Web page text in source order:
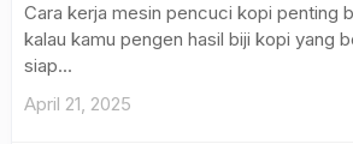
Cara kerja mesin pencuci kopi penting
kalau kamu pengen hasil biji kopi yang
siap...
April 21, 2025